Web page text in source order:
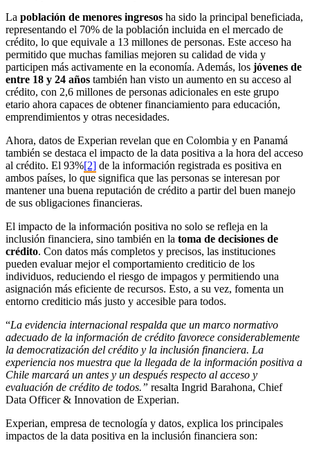
La población de menores ingresos ha sido la principal beneficiada,
representando el 70% de la población incluida en el mercado de
crédito, lo que equivale a 13 millones de personas. Este acceso ha
permitido que muchas familias mejoren su calidad de vida y
participen más activamente en la economía. Además, los jóvenes de
entre 18 y 24 años también han visto un aumento en su acceso al
crédito, con 2,6 millones de personas adicionales en este grupo
etario ahora capaces de obtener financiamiento para educación,
emprendimientos y otras necesidades.
Ahora, datos de Experian revelan que en Colombia y en Panamá
también se destaca el impacto de la data positiva a la hora del acceso
al crédito. El 93%[2] de la información registrada es positiva en
ambos países, lo que significa que las personas se interesan por
mantener una buena reputación de crédito a partir del buen manejo
de sus obligaciones financieras.
El impacto de la información positiva no solo se refleja en la
inclusión financiera, sino también en la toma de decisiones de
crédito. Con datos más completos y precisos, las instituciones
pueden evaluar mejor el comportamiento crediticio de los
individuos, reduciendo el riesgo de impagos y permitiendo una
asignación más eficiente de recursos. Esto, a su vez, fomenta un
entorno crediticio más justo y accesible para todos.
“La evidencia internacional respalda que un marco normativo
adecuado de la información de crédito favorece considerablemente
la democratización del crédito y la inclusión financiera. La
experiencia nos muestra que la llegada de la información positiva a
Chile marcará un antes y un después respecto al acceso y
evaluación de crédito de todos.” resalta Ingrid Barahona, Chief
Data Officer & Innovation de Experian.
Experian, empresa de tecnología y datos, explica los principales
impactos de la data positiva en la inclusión financiera son: